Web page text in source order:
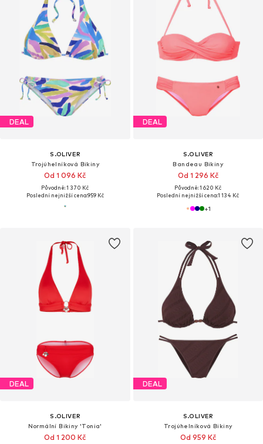
DEAL
S.OLIVER
Trojúhelníková Bikiny
Od 1 096 Kč
Původně: 1 370 Kč
Poslední nejnižší cena:959 Kč
DEAL
S.OLIVER
Bandeau Bikiny
Od 1 296 Kč
Původně: 1 620 Kč
Poslední nejnižší cena:1 134 Kč
+1
DEAL
S.OLIVER
Normální Bikiny 'Tonia'
Od 1 200 Kč
DEAL
S.OLIVER
Trojúhelníková Bikiny
Od 959 Kč